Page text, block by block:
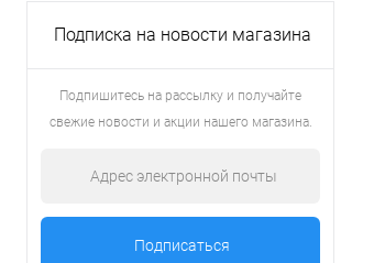
Подписка на новости магазина
Подпишитесь на рассылку и получайте
свежие новости и акции нашего магазина.